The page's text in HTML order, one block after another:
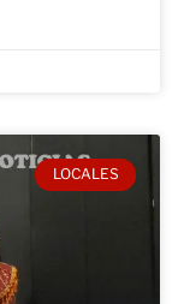
LOCALES